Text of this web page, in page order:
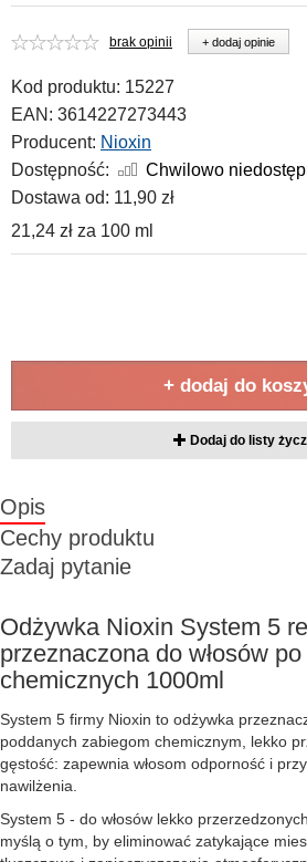
brak opinii + dodaj opinie
Kod produktu: 15227
EAN: 3614227273443
Producent: Nioxin
Dostępność:
Chwilowo
Dostawa od: 11,90 zł
21,24 zł za 100 ml
+ dodaj do
Dodaj do listy
Opis
Cechy produktu
Zadaj pytanie
Odżywka Nioxin System 5
przeznaczona do włosów
chemicznych 1000ml
System 5 firmy Nioxin to odżywka
poddanych zabiegom chemicznym, lekko
gęstość: zapewnia włosom odporność i
nawilżenia.
System 5 - do włosów lekko
myślą o tym, by eliminować zatykające